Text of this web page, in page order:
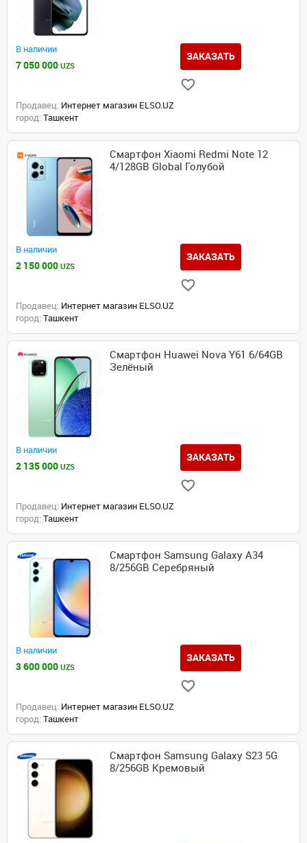
В наличии
7 050 000 UZS
ЗАКАЗАТЬ
Продавец: Интернет магазин ELSO.UZ
город: Ташкент
Смартфон Xiaomi Redmi Note 12
4/128GB Global Голубой
В наличии
2 150 000 UZS
ЗАКАЗАТЬ
Продавец: Интернет магазин ELSO.UZ
город: Ташкент
Смартфон Huawei Nova Y61 6/64GB
Зелёный
В наличии
2 135 000 UZS
ЗАКАЗАТЬ
Продавец: Интернет магазин ELSO.UZ
город: Ташкент
Смартфон Samsung Galaxy A34
8/256GB Серебряный
В наличии
3 600 000 UZS
ЗАКАЗАТЬ
Продавец: Интернет магазин ELSO.UZ
город: Ташкент
Смартфон Samsung Galaxy S23 5G
8/256GB Кремовый